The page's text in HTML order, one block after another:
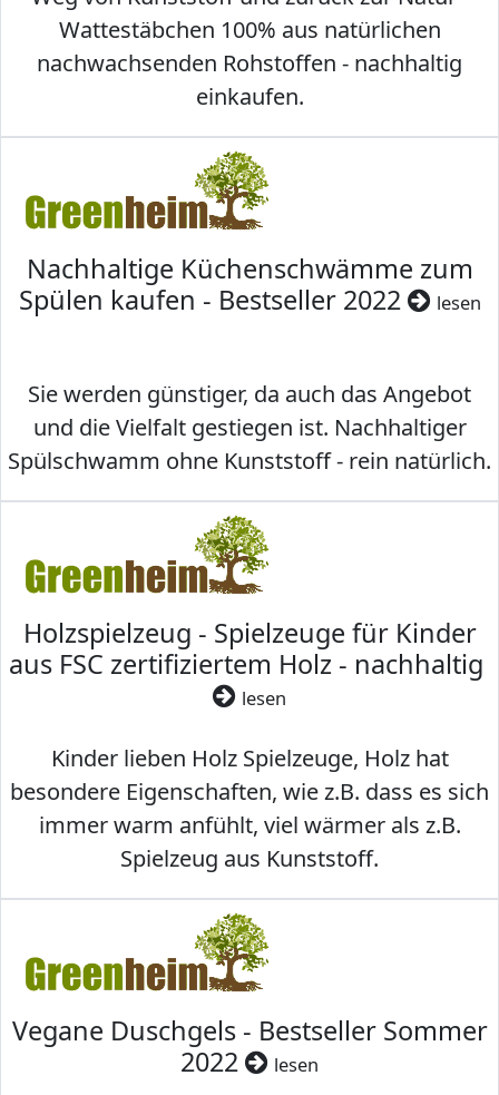
Wattestäbchen 100% aus natürlichen
nachwachsenden Rohstoffen - nachhaltig
einkaufen.
Nachhaltige Küchenschwämme zum
Spülen kaufen - Bestseller 2022
lesen
Sie werden günstiger, da auch das Angebot
und die Vielfalt gestiegen ist. Nachhaltiger
Spülschwamm ohne Kunststoff - rein natürlich.
Holzspielzeug - Spielzeuge für Kinder
aus FSC zertifiziertem Holz - nachhaltig
lesen
Kinder lieben Holz Spielzeuge, Holz hat
besondere Eigenschaften, wie z.B. dass es sich
immer warm anfühlt, viel wärmer als z.B.
Spielzeug aus Kunststoff.
Vegane Duschgels - Bestseller Sommer
2022
lesen